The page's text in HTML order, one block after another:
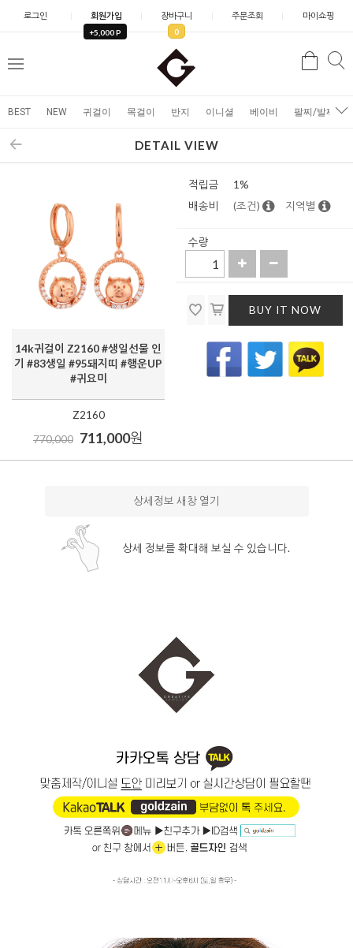
로그인 회원가입
+5,000 P
장바구니
0
주문조회 마이쇼핑
메
검
BEST NEW 귀걸이 목걸이 반지 이니셜 베이비 팔찌/발찌
DETAIL VIEW
14k귀걸이 Z2160 #생일선물 인
기 #83생일 #95돼지띠 #행운UP
#귀요미
Z2160
770,000 711,000원
적립금
1%
배송비
(조건) 지역별
수량
BUY IT NOW
상세정보 새창 열기
상세 정보를 확대해 보실 수 있습니다.